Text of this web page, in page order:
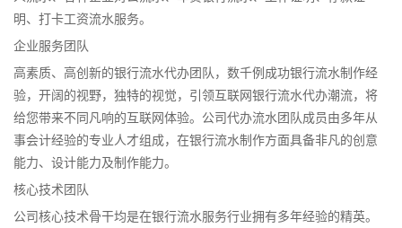
明、打卡工资流水服务。
企业服务团队
高素质、高创新的银行流水代办团队，数千例成功银行流水制作经
验，开阔的视野，独特的视觉，引领互联网银行流水代办潮流，将
给您带来不同凡响的互联网体验。公司代办流水团队成员由多年从
事会计经验的专业人才组成，在银行流水制作方面具备非凡的创意
能力、设计能力及制作能力。
核心技术团队
公司核心技术骨干均是在银行流水服务行业拥有多年经验的精英。